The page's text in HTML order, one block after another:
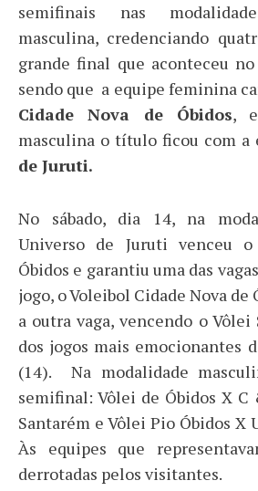
semifinais nas
masculina, credenciando
grande final que aconteceu
sendo que a equipe feminina
Cidade Nova de Óbidos,
masculina o título ficou com a
de Juruti.
No sábado, dia 14, na
Universo de Juruti venceu
Óbidos e garantiu uma das
jogo, o Voleibol Cidade Nova de
a outra vaga, vencendo o
dos jogos mais emocionantes
(14). Na modalidade
semifinal: Vôlei de Óbidos X C
Santarém e Vôlei Pio Óbidos X
Às equipes que
derrotadas pelos visitantes.